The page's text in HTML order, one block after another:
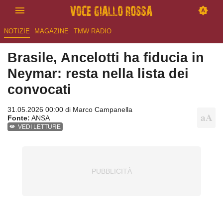
NOTIZIE MAGAZINE TMW RADIO
Brasile, Ancelotti ha fiducia in
Neymar: resta nella lista dei
convocati
31.05.2026 00:00 di Marco Campanella
Fonte: ANSA
VEDI LETTURE